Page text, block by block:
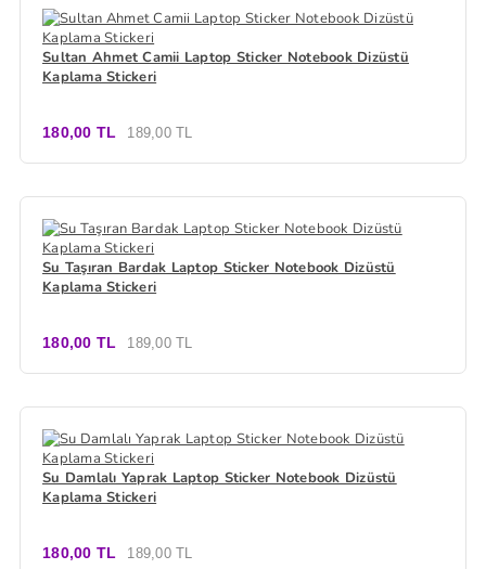
Sultan Ahmet Camii Laptop Sticker Notebook Dizüstü
Kaplama Stickeri
180,00 TL 189,00 TL
Su Taşıran Bardak Laptop Sticker Notebook Dizüstü
Kaplama Stickeri
180,00 TL 189,00 TL
Su Damlalı Yaprak Laptop Sticker Notebook Dizüstü
Kaplama Stickeri
180,00 TL 189,00 TL